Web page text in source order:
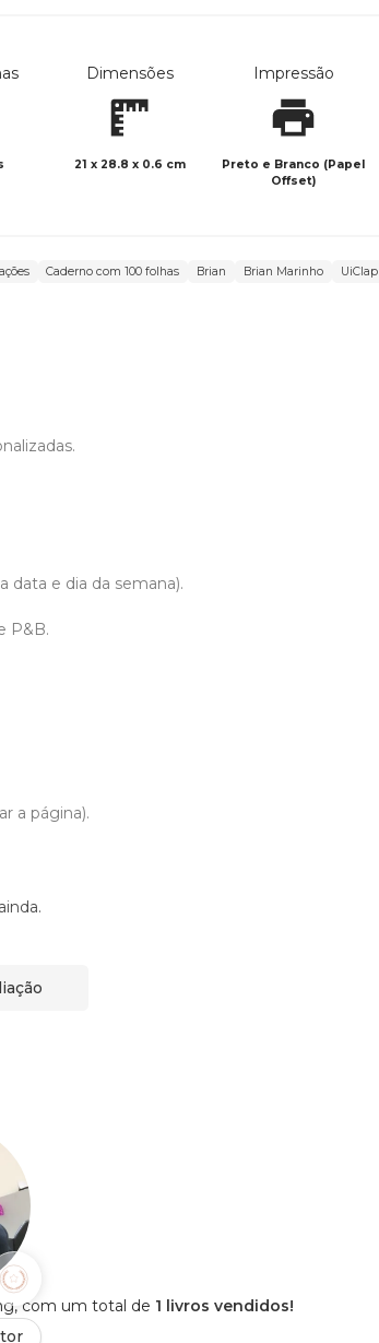
Dimensões
21 x 28.8 x 0.6 cm
Impressão
Preto e Branco (Papel
Offset)
Caderno com 100 folhas Brian Brian Marinho UiClap
data e dia da semana).
P&B.
a página).
com um total de 1 livros vendidos!